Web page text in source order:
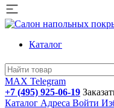
Каталог
MAX Telegram
+7 (495) 925-06-19
Каталог Адреса Войти